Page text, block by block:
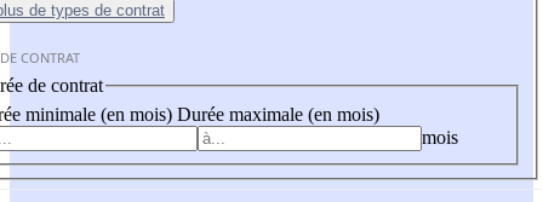
de types de contrat
CONTRAT
de contrat
minimale (en mois) Durée maximale (en mois)
mois